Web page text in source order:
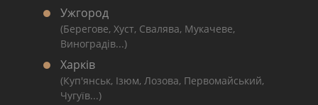
Ужгород
(Берегове, Хуст, Свалява, Мукачеве,
Виноградів...)
Харків
(Куп'янськ, Ізюм, Лозова, Первомайський,
Чугуїв...)